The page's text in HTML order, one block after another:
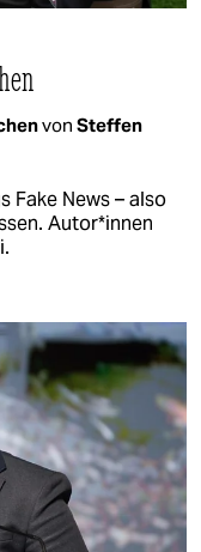
von Steffen
Fake News – also
Au­to­r*in­nen